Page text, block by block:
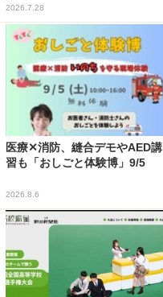
2026.7.28
医療✕消防、縫合デモやAED講
習も「おしごと体験博」9/5
2026.8.6